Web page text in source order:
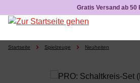
Zum Hauptinhalt springenGratis Versand ab 50
Startseite Spielzeuge Neuheiten
Bildergalerie überspringen